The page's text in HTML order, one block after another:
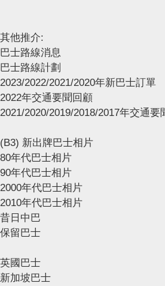
其他推介:
巴士路線消息
巴士路線計劃
2023/2022/2021/2020年新巴士訂單
2022年交通要聞回顧
2021/2020/2019/2018/2017年交通要
(B3) 新出牌巴士相片
80年代巴士相片
90年代巴士相片
2000年代巴士相片
2010年代巴士相片
昔日中巴
保留巴士
英國巴士
新加坡巴士